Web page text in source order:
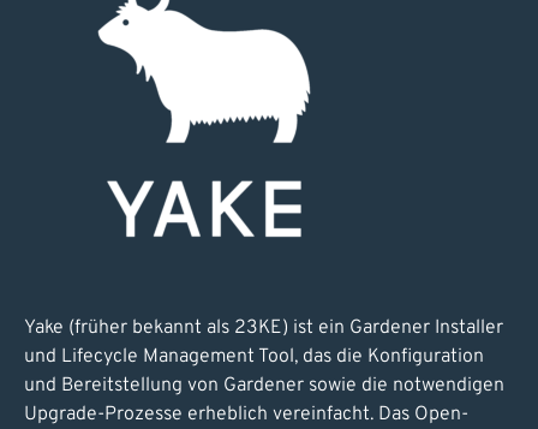
Yake (früher bekannt als 23KE) ist ein Gardener Installer
und Lifecycle Management Tool, das die Konfiguration
und Bereitstellung von Gardener sowie die notwendigen
Upgrade-Prozesse erheblich vereinfacht. Das Open-